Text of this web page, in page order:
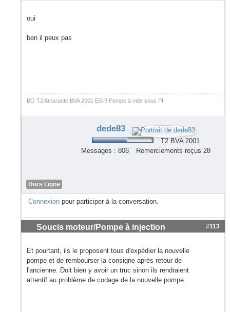
oui
ben il peux pas
BO T2 Amarante BVA 2001 EGR Pompe à vide sous PI
dede83
T2 BVA 2001
Messages : 806
Remerciements reçus 28
Hors Ligne
Connexion pour participer à la conversation.
Soucis moteur/Pompe à injection #113
Et pourtant, ils le proposent tous d'expédier la nouvelle
pompe et de rembourser la consigne après retour de
l'ancienne. Doit bien y avoir un truc sinon ils rendraient
attentif au problème de codage de la nouvelle pompe.